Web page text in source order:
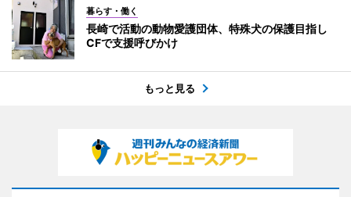
暮らす・働く
長崎で活動の動物愛護団体、特殊犬の保護目指し
CFで支援呼びかけ
もっと見る